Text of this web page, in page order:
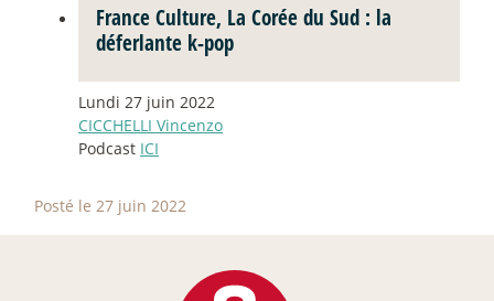
France Culture, La Corée du Sud : la
déferlante k-pop
Lundi 27 juin 2022
CICCHELLI Vincenzo
Podcast ICI
Posté le 27 juin 2022